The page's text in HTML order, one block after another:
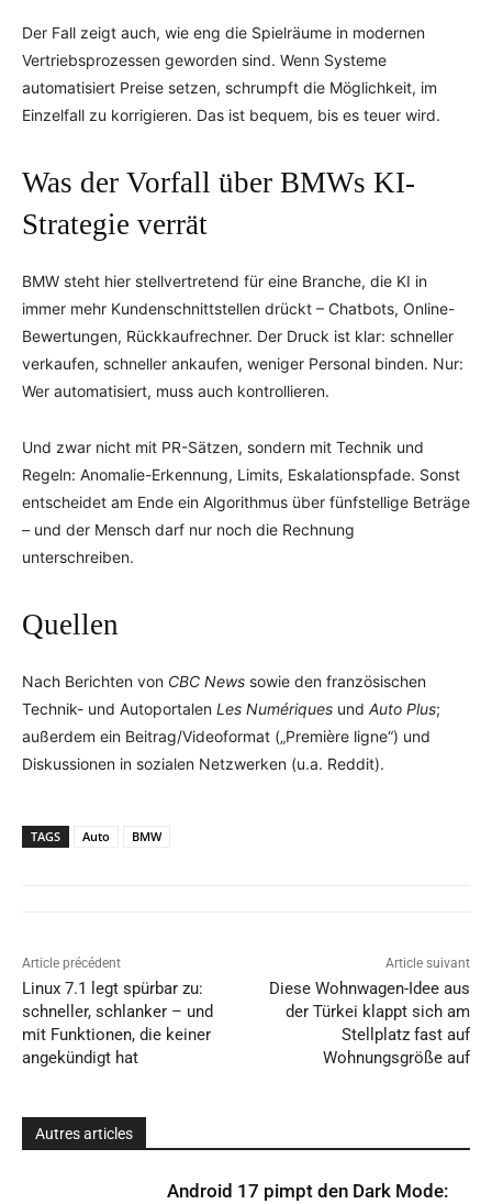
Der Fall zeigt auch, wie eng die Spielräume in modernen
Vertriebsprozessen geworden sind. Wenn Systeme
automatisiert Preise setzen, schrumpft die Möglichkeit, im
Einzelfall zu korrigieren. Das ist bequem, bis es teuer wird.
Was der Vorfall über BMWs KI-
Strategie verrät
BMW steht hier stellvertretend für eine Branche, die KI in
immer mehr Kundenschnittstellen drückt – Chatbots, Online-
Bewertungen, Rückkaufrechner. Der Druck ist klar: schneller
verkaufen, schneller ankaufen, weniger Personal binden. Nur:
Wer automatisiert, muss auch kontrollieren.
Und zwar nicht mit PR-Sätzen, sondern mit Technik und
Regeln: Anomalie-Erkennung, Limits, Eskalationspfade. Sonst
entscheidet am Ende ein Algorithmus über fünfstellige Beträge
– und der Mensch darf nur noch die Rechnung
unterschreiben.
Quellen
Nach Berichten von CBC News sowie den französischen
Technik- und Autoportalen Les Numériques und Auto Plus;
außerdem ein Beitrag/Videoformat („Première ligne“) und
Diskussionen in sozialen Netzwerken (u.a. Reddit).
TAGS Auto BMW
Article précédent
Linux 7.1 legt spürbar zu:
schneller, schlanker – und
mit Funktionen, die keiner
angekündigt hat
Article suivant
Diese Wohnwagen-Idee aus
der Türkei klappt sich am
Stellplatz fast auf
Wohnungsgröße auf
Autres articles
Android 17 pimpt den Dark Mode: